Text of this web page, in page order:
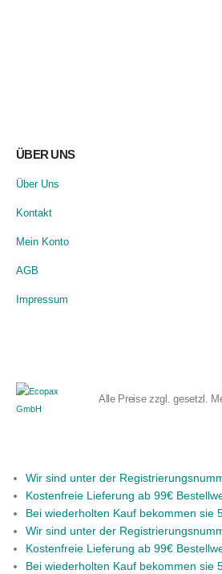
ÜBER UNS
Über Uns
Kontakt
Mein Konto
AGB
Impressum
Alle Preise zzgl. gesetzl.
Wir sind unter der
Kostenfreie Lieferung ab 99€
Bei wiederholten Kauf bekommen sie
Wir sind unter der
Kostenfreie Lieferung ab 99€
Bei wiederholten Kauf bekommen sie